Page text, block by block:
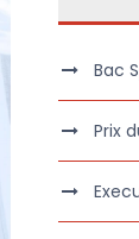
Bac
Prix